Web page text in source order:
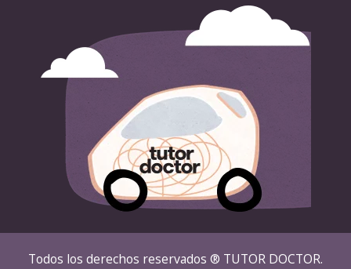
Todos los derechos reservados ® TUTOR DOCTOR.